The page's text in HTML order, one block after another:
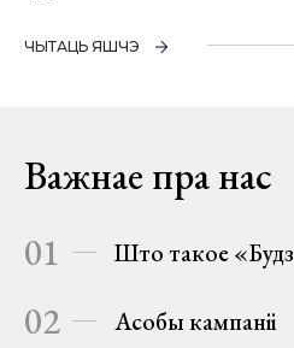
ЧЫТАЦЬ ЯШЧЭ
Важнае пра нас
01 Што такое
02 Асобы кампаніі